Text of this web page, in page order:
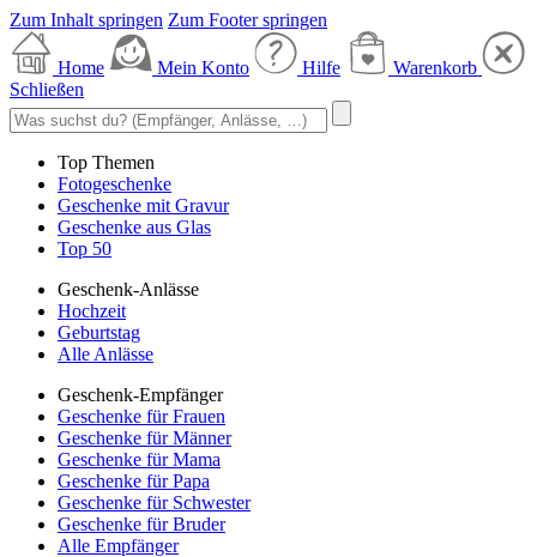
Zum Inhalt springen Zum Footer springen
Home Mein Konto Hilfe
Warenkorb
Schließen
Top Themen
Fotogeschenke
Geschenke mit Gravur
Geschenke aus Glas
Top 50
Geschenk-Anlässe
Hochzeit
Geburtstag
Alle Anlässe
Geschenk-Empfänger
Geschenke für Frauen
Geschenke für Männer
Geschenke für Mama
Geschenke für Papa
Geschenke für Schwester
Geschenke für Bruder
Alle Empfänger